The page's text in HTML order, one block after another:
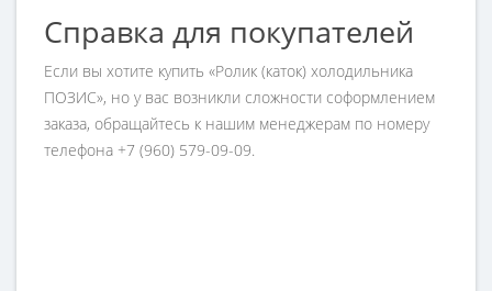
Справка для покупателей
Если вы хотите купить «Ролик (каток) холодильника
ПОЗИС», но у вас возникли сложности соформлением
заказа, обращайтесь к нашим менеджерам по номеру
телефона +7 (960) 579-09-09.